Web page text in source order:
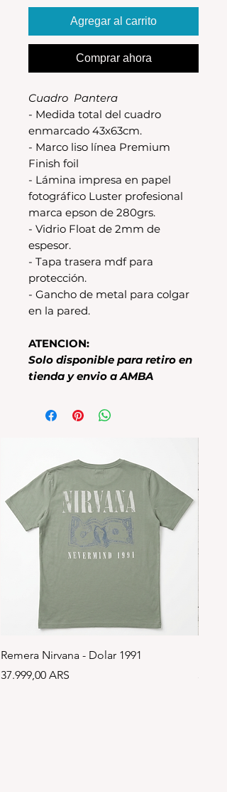
Agregar al carrito
Comprar ahora
Cuadro Pantera
- Medida total del cuadro
enmarcado 43x63cm.
- Marco liso línea Premium
Finish foil
- Lámina impresa en papel
fotográfico Luster profesional
marca epson de 280grs.
- Vidrio Float de 2mm de
espesor.
- Tapa trasera mdf para
protección.
- Gancho de metal para colgar
en la pared.
ATENCION:
Solo disponible para retiro en
tienda y envio a AMBA
Remera Nirvana - Dolar 1991
Precio
37.999,00 ARS